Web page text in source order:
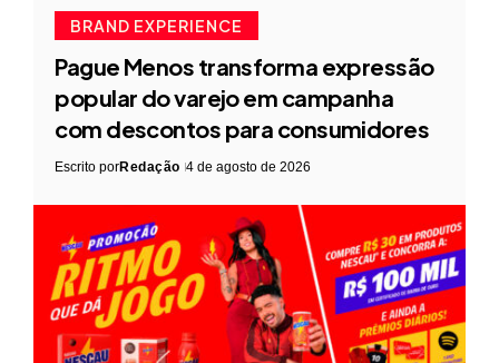
BRAND EXPERIENCE
Pague Menos transforma expressão
popular do varejo em campanha
com descontos para consumidores
Escrito porRedação 4 de agosto de 2026